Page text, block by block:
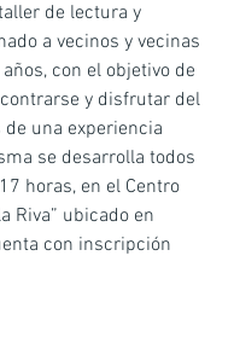
de lectura y
a vecinos y vecinas
con el objetivo de
y disfrutar del
de una experiencia
se desarrolla todos
horas, en el Centro
Riva” ubicado en
con inscripción